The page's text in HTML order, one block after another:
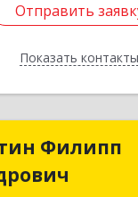
Отправить
Показать контакты
Отправить заявку
Назад
Филипп
ИП